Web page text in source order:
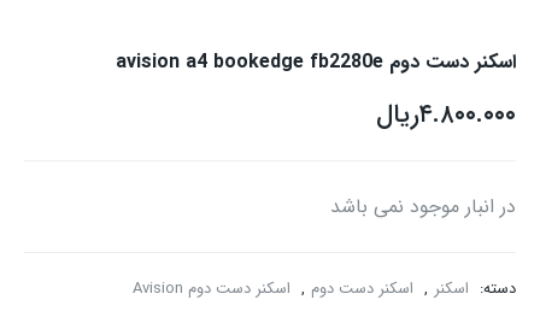
اسکنر دست دوم avision a4 bookedge fb2280e
ریال۴.۸۰۰.۰۰۰
در انبار موجود نمی باشد
دسته: اسکنر , اسکنر دست دوم , اسکنر دست دوم Avision